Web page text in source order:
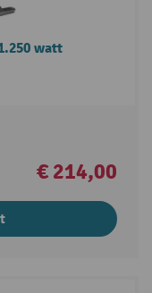
watt
€ 214,00